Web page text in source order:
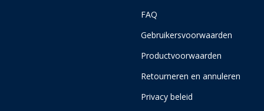
FAQ
Gebruikersvoorwaarden
Productvoorwaarden
Retourneren en annuleren
Privacy beleid